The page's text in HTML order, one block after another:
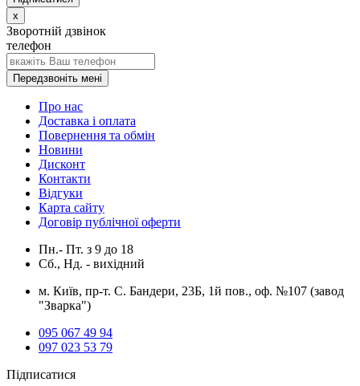
x
Зворотній дзвінок
телефон
Передзвоніть мені
Про нас
Доставка і оплата
Повернення та обмін
Новини
Дисконт
Контакти
Відгуки
Карта сайту
Договір публічної оферти
Пн.- Пт. з 9 до 18
Сб., Нд. - вихідний
м. Київ, пр-т. С. Бандери, 23Б, 1й пов., оф. №107 (завод
"Зварка")
095 067 49 94
097 023 53 79
Підписатися